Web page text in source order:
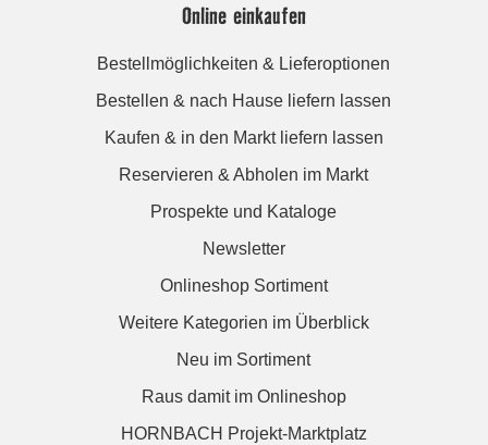
Online einkaufen
Bestellmöglichkeiten & Lieferoptionen
Bestellen & nach Hause liefern lassen
Kaufen & in den Markt liefern lassen
Reservieren & Abholen im Markt
Prospekte und Kataloge
Newsletter
Onlineshop Sortiment
Weitere Kategorien im Überblick
Neu im Sortiment
Raus damit im Onlineshop
HORNBACH Projekt-Marktplatz